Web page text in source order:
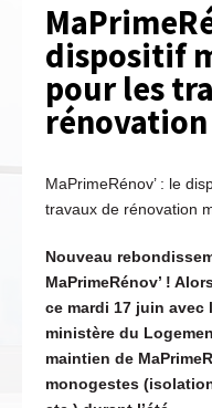
dispositif
pour les
MaPrimeRénov’ : le
travaux de rénovation
Nouveau
MaPrimeRénov’ !
ce mardi 17 juin
ministère du
maintien de
monogestes